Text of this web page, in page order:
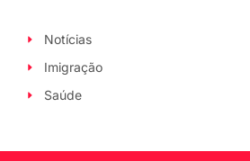
Notícias
Imigração
Saúde